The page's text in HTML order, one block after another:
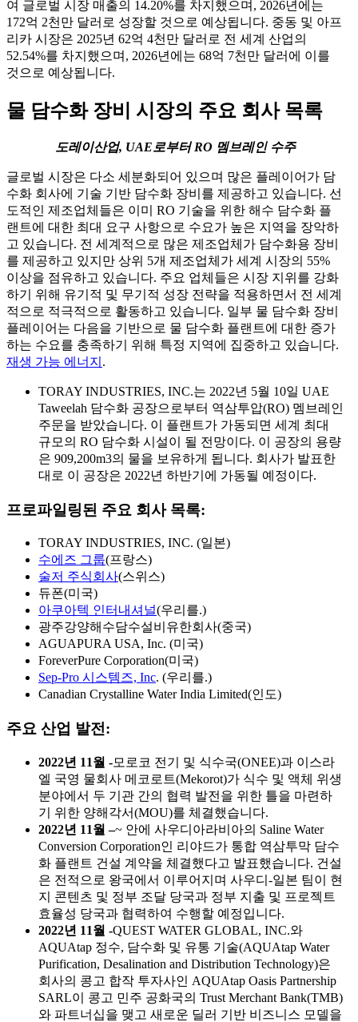
여 글로벌 시장 매출의 14.20%를 차지했으며, 2026년에는
172억 2천만 달러로 성장할 것으로 예상됩니다. 중동 및 아프
리카 시장은 2025년 62억 4천만 달러로 전 세계 산업의
52.54%를 차지했으며, 2026년에는 68억 7천만 달러에 이를
것으로 예상됩니다.
물 담수화 장비 시장의 주요 회사 목록
도레이산업, UAE로부터 RO 멤브레인 수주
글로벌 시장은 다소 세분화되어 있으며 많은 플레이어가 담
수화 회사에 기술 기반 담수화 장비를 제공하고 있습니다. 선
도적인 제조업체들은 이미 RO 기술을 위한 해수 담수화 플
랜트에 대한 최대 요구 사항으로 수요가 높은 지역을 장악하
고 있습니다. 전 세계적으로 많은 제조업체가 담수화용 장비
를 제공하고 있지만 상위 5개 제조업체가 세계 시장의 55%
이상을 점유하고 있습니다. 주요 업체들은 시장 지위를 강화
하기 위해 유기적 및 무기적 성장 전략을 적용하면서 전 세계
적으로 적극적으로 활동하고 있습니다. 일부 물 담수화 장비
플레이어는 다음을 기반으로 물 담수화 플랜트에 대한 증가
하는 수요를 충족하기 위해 특정 지역에 집중하고 있습니다.
재생 가능 에너지 .
TORAY INDUSTRIES, INC.는 2022년 5월 10일 UAE
Taweelah 담수화 공장으로부터 역삼투압(RO) 멤브레인
주문을 받았습니다. 이 플랜트가 가동되면 세계 최대
규모의 RO 담수화 시설이 될 전망이다. 이 공장의 용량
은 909,200m3의 물을 보유하게 됩니다. 회사가 발표한
대로 이 공장은 2022년 하반기에 가동될 예정이다.
프로파일링된 주요 회사 목록:
TORAY INDUSTRIES, INC. (일본)
수에즈 그룹(프랑스)
술저 주식회사(스위스)
듀폰(미국)
아쿠아텍 인터내셔널(우리를.)
광주강양해수담수설비유한회사(중국)
AGUAPURA USA, Inc. (미국)
ForeverPure Corporation(미국)
Sep-Pro 시스템즈, Inc. (우리를.)
Canadian Crystalline Water India Limited(인도)
주요 산업 발전:
2022년 11월 -모로코 전기 및 식수국(ONEE)과 이스라
엘 국영 물회사 메코로트(Mekorot)가 식수 및 액체 위생
분야에서 두 기관 간의 협력 발전을 위한 틀을 마련하
기 위한 양해각서(MOU)를 체결했습니다.
2022년 11월 –~ 안에 사우디아라비아의 Saline Water
Conversion Corporation인 리야드가 통합 역삼투막 담수
화 플랜트 건설 계약을 체결했다고 발표했습니다. 건설
은 전적으로 왕국에서 이루어지며 사우디-일본 팀이 현
지 콘텐츠 및 정부 조달 당국과 정부 지출 및 프로젝트
효율성 당국과 협력하여 수행할 예정입니다.
2022년 11월 -QUEST WATER GLOBAL, INC.와
AQUAtap 정수, 담수화 및 유통 기술(AQUAtap Water
Purification, Desalination and Distribution Technology)은
회사의 콩고 합작 투자사인 AQUAtap Oasis Partnership
SARL이 콩고 민주 공화국의 Trust Merchant Bank(TMB)
와 파트너십을 맺고 새로운 딜러 기반 비즈니스 모델을